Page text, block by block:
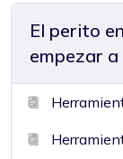
El perito
empezar